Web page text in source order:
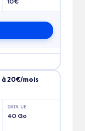
10€
à 20€/mois
DATA UE
40 Go